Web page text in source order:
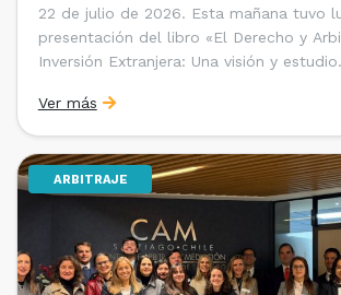
22 de julio de 2026. Esta mañana tuvo
presentación del libro «El Derecho y
Inversión Extranjera: Una visión y estudio
«Santiago Very Young Arbitration
(SVYAP), iniciativa que reúne a jóvenes
interesados en el arbitraje doméstico e
[…]
Ver más
ARBITRAJE